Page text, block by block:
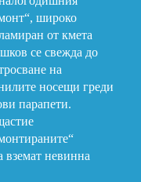
широко
от кмета
се свежда до
на
носещи греди
парапети.
вземат невинна